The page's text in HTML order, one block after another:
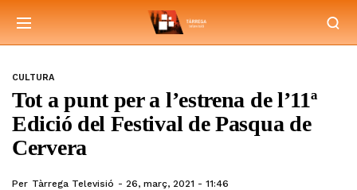
CULTURA
Tot a punt per a l’estrena de l’11ª
Edició del Festival de Pasqua de
Cervera
Per Tàrrega Televisió 26, març, 2021 - 11:46